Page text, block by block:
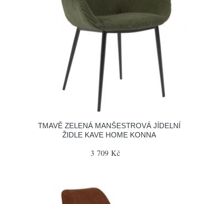
TMAVĚ ZELENÁ MANŠESTROVÁ JÍDELNÍ
ŽIDLE KAVE HOME KONNA
3 709 Kč